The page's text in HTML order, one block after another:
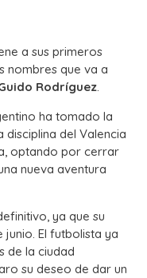
a sus primeros
nombres que va a
Rodríguez.
ha tomado la
del Valencia
optando por cerrar
nueva aventura
ya que su
junio. El futbolista ya
de la ciudad
su deseo de dar un